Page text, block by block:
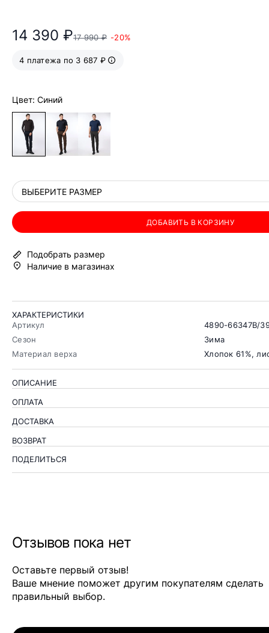
14 390 ₽17 990 ₽ -20%
4 платежа по 3 687 ₽
Цвет: Синий
ВЫБЕРИТЕ РАЗМЕР
ДОБАВИТЬ В КОРЗИНУ
Подобрать размер
Наличие в магазинах
ХАРАКТЕРИСТИКИ
Артикул
4890-66347B/
Сезон
Зима
Материал верха
Хлопок 61%,
ОПИСАНИЕ
ОПЛАТА
ДОСТАВКА
ВОЗВРАТ
ПОДЕЛИТЬСЯ
Отзывов пока нет
Оставьте первый отзыв!
Ваше мнение поможет другим покупателям сделать
правильный выбор.